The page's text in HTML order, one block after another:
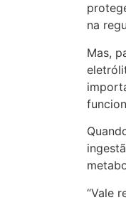
na
Mas,
“Vale